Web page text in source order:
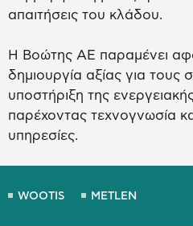
απαιτήσεις του κλάδου.
Η Βοώτης ΑΕ παραμένει
δημιουργία αξίας για τους
υποστήριξη της
παρέχοντας τεχνογνωσία
υπηρεσίες.
WOOTIS METLEN